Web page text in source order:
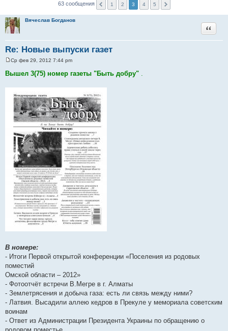
63 сообщения 1 2 3 4 5
Вячеслав Богданов
Re: Новые выпуски газет
Цитата
о
щ
е
Ср фев 29, 2012 7:44 pm
Вышел 3(75) номер газеты "Быть добру" .
В номере:
- Итоги Первой открытой конференции «Поселения из родовых
поместий
Омской области – 2012»
- Фотоотчёт встречи В.Мегре в г. Алматы
- Землетрясения и добыча газа: есть ли связь между ними?
- Латвия. Высадили аллею кедров в Прекуле у мемориала советским
воинам
- Ответ из Администрации Президента Украины по обращению о